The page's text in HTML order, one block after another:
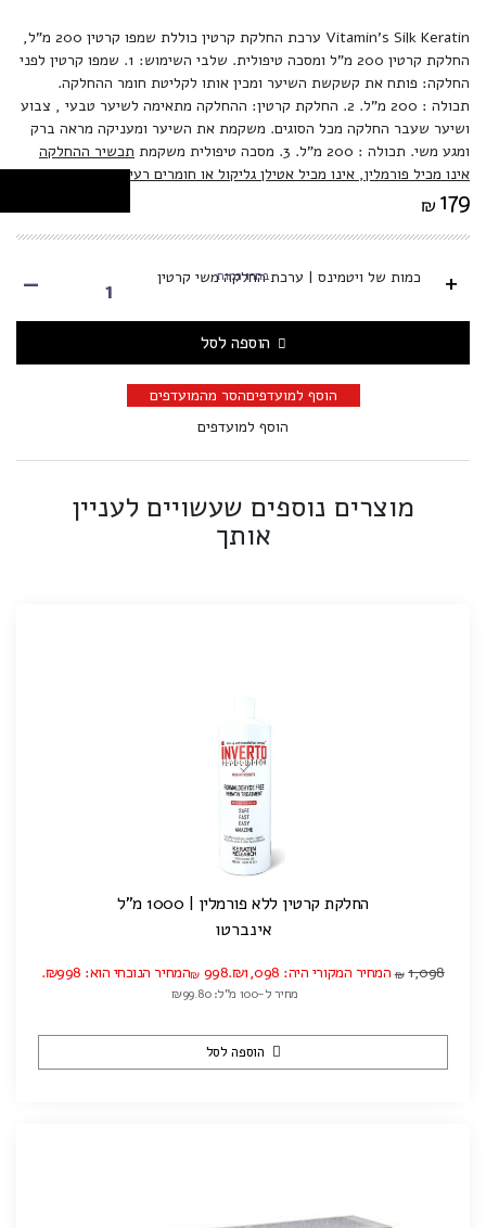
Vitamin's Silk Keratin ערכת החלקת קרטין כוללת שמפו קרטין 200 מ"ל,
החלקת קרטין 200 מ"ל ומסכה טיפולית. שלבי השימוש: 1. שמפו קרטין לפני
החלקה: פותח את קשקשת השיער ומכין אותו לקליטת חומר ההחלקה.
תכולה : 200 מ”ל. 2. החלקת קרטין: ההחלקה מתאימה לשיער טבעי , צבוע
ושיער שעבר החלקה מכל הסוגים. משקמת את השיער ומעניקה מראה ברק
ומגע משי. תכולה : 200 מ”ל. 3. מסכה טיפולית משקמת
תכשיר ההחלקה
אינו מכיל פורמלין, אינו מכיל אטילן גליקול או חומרים רעילים ומסרטנים.
₪ 179
+ כמות של ויטמינס | ערכת החלקה משי קרטין
בחרו כמות -
הוספה לסל
הוסף למועדפיםהסר מהמועדפים
הוסף למועדפים
מוצרים נוספים שעשויים לעניין
אותך
החלקת קרטין ללא פורמלין | 1000 מ"ל
אינברטו
₪ 1,098 המחיר המקורי היה: ₪1,098. ₪ 998 המחיר הנוכחי הוא: ₪998.
מחיר ל-100 מ"ל: ₪99.80
הוספה לסל